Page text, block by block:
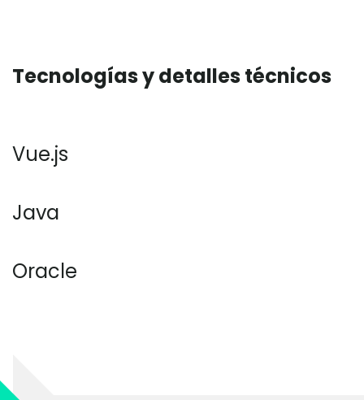
Tecnologías y detalles técnicos
Vue.js
Java
Oracle